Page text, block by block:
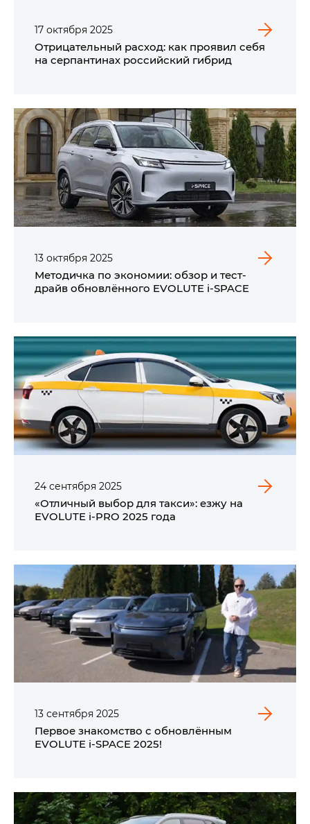
17 октября 2025
Отрицательный расход: как проявил себя
на серпантинах российский гибрид
13 октября 2025
Методичка по экономии: обзор и тест-
драйв обновлённого EVOLUTE i‑SPACE
24 сентября 2025
«Отличный выбор для такси»: езжу на
EVOLUTE i⁠-⁠PRO​ 2025 года
13 сентября 2025
Первое знакомство с обновлённым
EVOLUTE i‑SPACE 2025!